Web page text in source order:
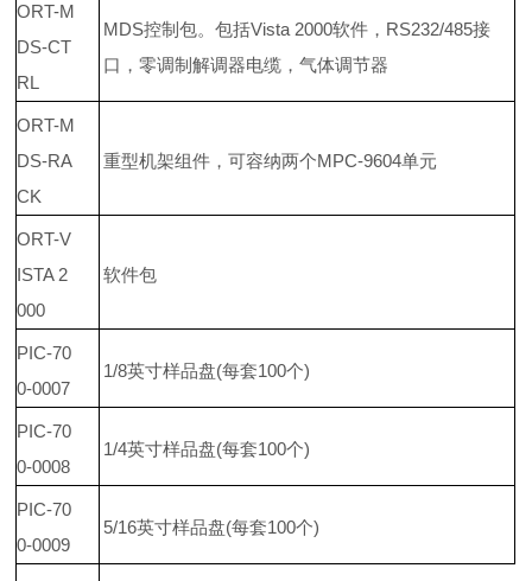
ORT-M
DS-CT
RL
MDS控制包。包括Vista 2000软件， RS232/485接
口，零调制解调器电缆，气体调节器
ORT-M
DS-RA
CK
重型机架组件，可容纳两个MPC-9604单元
ORT-V
ISTA 2
000
软件包
PIC-70
0-0007
1/8英寸样品盘(每套100个)
PIC-70
0-0008
1/4英寸样品盘(每套100个)
PIC-70
0-0009
5/16英寸样品盘(每套100个)